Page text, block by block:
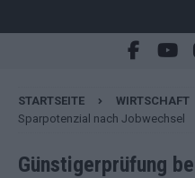
STARTSEITE WIRTSCHAFT
Sparpotenzial nach Jobwechsel
Günstigerprüfung